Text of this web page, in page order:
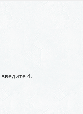
4.